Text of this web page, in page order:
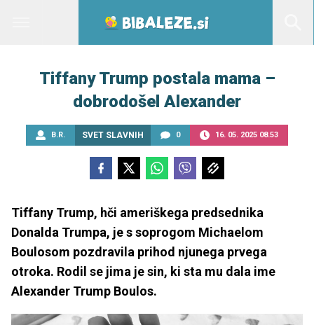
Tiffany Trump postala mama –
dobrodošel Alexander
B.R. SVET SLAVNIH 0 16. 05. 2025 08.53
Tiffany Trump, hči ameriškega predsednika
Donalda Trumpa, je s soprogom Michaelom
Boulosom pozdravila prihod njunega prvega
otroka. Rodil se jima je sin, ki sta mu dala ime
Alexander Trump Boulos.